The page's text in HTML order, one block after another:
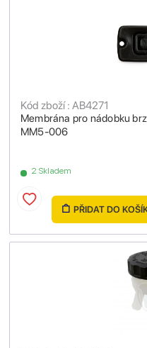
Membrána pro nádobku
MM5-006
Kód zboží : AB4271
2 Skladem
PŘIDAT DO